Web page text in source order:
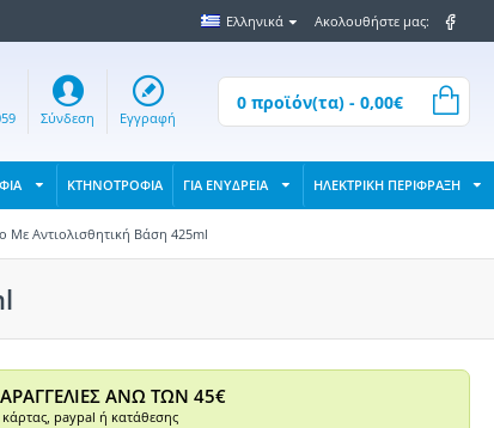
Ελληνικά Ακολουθήστε μας:
Σύνδεση Εγγραφή
0 προϊόν(τα) - 0,00€
ΚΤΗΝΟΤΡΟΦΙΑ ΓΙΑ ΕΝΥΔΡΕΙΑ ΗΛΕΚΤΡΙΚΗ ΠΕΡΙΦΡΑΞΗ
Με Αντιολισθητική Βάση 425ml
ΑΝΩ ΤΩΝ 45€
paypal ή κατάθεσης